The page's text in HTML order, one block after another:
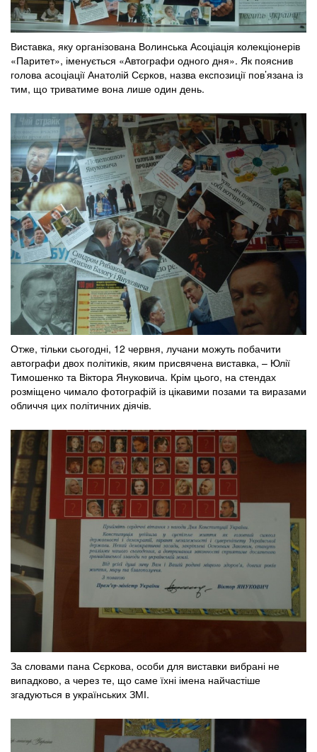
Виставка, яку організована Волинська Асоціація колекціонерів
«Паритет», іменується «Автографи одного дня». Як пояснив
голова асоціації Анатолій Сєрков, назва експозиції пов’язана із
тим, що триватиме вона лише один день.
Отже, тільки сьогодні, 12 червня, лучани можуть побачити
автографи двох політиків, яким присвячена виставка, – Юлії
Тимошенко та Віктора Януковича. Крім цього, на стендах
розміщено чимало фотографій із цікавими позами та виразами
обличчя цих політичних діячів.
За словами пана Сєркова, особи для виставки вибрані не
випадково, а через те, що саме їхні імена найчастіше
згадуються в українських ЗМІ.